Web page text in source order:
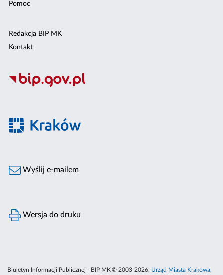
Pomoc
Redakcja BIP MK
Kontakt
Wyślij e-mailem
Wersja do druku
Biuletyn Informacji Publicznej - BIP MK © 2003-2026, Urząd Miasta Krakowa,